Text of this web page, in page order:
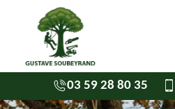
03 59 28 80 35